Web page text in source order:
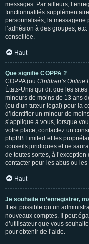
messages. Par ailleurs,
fonctionnalités
personnalisés, la messagerie
l’adhésion à des groupes,
conseillée.
Haut
Que signifie COPPA ?
COPPA (ou Children’s Online
États-Unis qui dit que les
mineurs de moins de 13 ans
(ou d’un tuteur légal) pour la
d’identifier un mineur de
s’applique à vous, lorsque
votre place, contactez un
phpBB Limited et les
conseils juridiques et ne
de toutes sortes, à
contacter pour les abus ou
Haut
Je souhaite m’enregistrer,
Il est possible qu’un
nouveaux comptes. Il peut
d’utilisateur que vous
pour obtenir de l’aide.